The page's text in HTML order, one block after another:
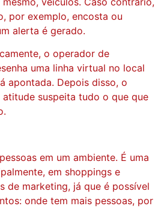
por exemplo, encosta ou
alerta é gerado.
o operador de
uma linha virtual no local
apontada. Depois disso, o
suspeita tudo o que que
em um ambiente. É uma
em shoppings e
de marketing, já que é possível
onde tem mais pessoas, por